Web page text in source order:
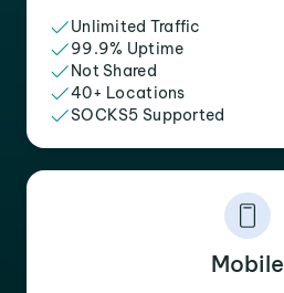
Unlimited Traffic
99.9% Uptime
Not Shared
40+ Locations
SOCKS5 Supported
Mobile